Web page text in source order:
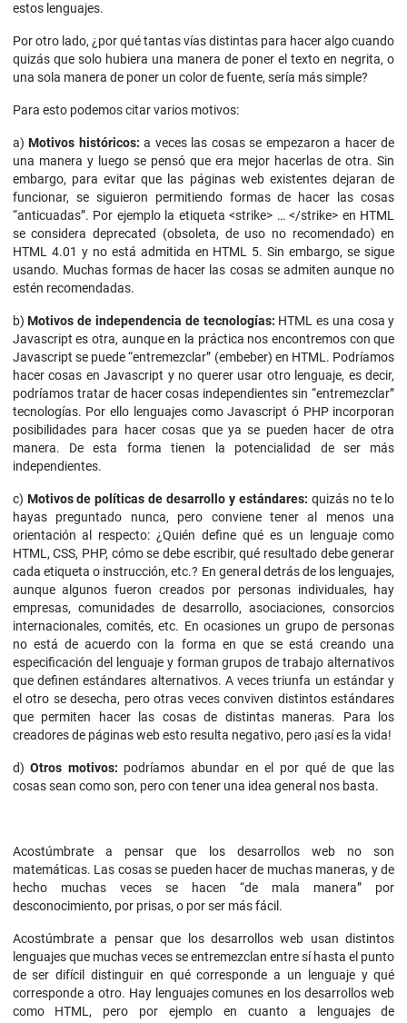
estos lenguajes.
Por otro lado, ¿por qué tantas vías distintas para hacer algo cuando
quizás que solo hubiera una manera de poner el texto en negrita, o
una sola manera de poner un color de fuente, sería más simple?
Para esto podemos citar varios motivos:
a)Motivos históricos: a veces las cosas se empezaron a hacer de
una manera y luego se pensó que era mejor hacerlas de otra. Sin
embargo, para evitar que las páginas web existentes dejaran de
funcionar, se siguieron permitiendo formas de hacer las cosas
“anticuadas”. Por ejemplo la etiqueta <strike> … </strike> en HTML
se considera deprecated (obsoleta, de uso no recomendado) en
HTML 4.01 y no está admitida en HTML 5. Sin embargo, se sigue
usando. Muchas formas de hacer las cosas se admiten aunque no
estén recomendadas.
b)Motivos de independencia de tecnologías: HTML es una cosa y
Javascript es otra, aunque en la práctica nos encontremos con que
Javascript se puede “entremezclar” (embeber) en HTML. Podríamos
hacer cosas en Javascript y no querer usar otro lenguaje, es decir,
podríamos tratar de hacer cosas independientes sin “entremezclar”
tecnologías. Por ello lenguajes como Javascript ó PHP incorporan
posibilidades para hacer cosas que ya se pueden hacer de otra
manera. De esta forma tienen la potencialidad de ser más
independientes.
c) Motivos de políticas de desarrollo y estándares: quizás no te lo
hayas preguntado nunca, pero conviene tener al menos una
orientación al respecto: ¿Quién define qué es un lenguaje como
HTML, CSS, PHP, cómo se debe escribir, qué resultado debe generar
cada etiqueta o instrucción, etc.? En general detrás de los lenguajes,
aunque algunos fueron creados por personas individuales, hay
empresas, comunidades de desarrollo, asociaciones, consorcios
internacionales, comités, etc. En ocasiones un grupo de personas
no está de acuerdo con la forma en que se está creando una
especificación del lenguaje y forman grupos de trabajo alternativos
que definen estándares alternativos. A veces triunfa un estándar y
el otro se desecha, pero otras veces conviven distintos estándares
que permiten hacer las cosas de distintas maneras. Para los
creadores de páginas web esto resulta negativo, pero ¡así es la vida!
d)Otros motivos: podríamos abundar en el por qué de que las
cosas sean como son, pero con tener una idea general nos basta.
Acostúmbrate a pensar que los desarrollos web no son
matemáticas. Las cosas se pueden hacer de muchas maneras, y de
hecho muchas veces se hacen “de mala manera” por
desconocimiento, por prisas, o por ser más fácil.
Acostúmbrate a pensar que los desarrollos web usan distintos
lenguajes que muchas veces se entremezclan entre sí hasta el punto
de ser difícil distinguir en qué corresponde a un lenguaje y qué
corresponde a otro. Hay lenguajes comunes en los desarrollos web
como HTML, pero por ejemplo en cuanto a lenguajes de